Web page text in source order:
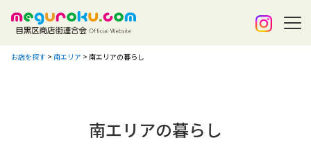
お店を探す > 南エリア > 南エリアの暮らし
南エリアの暮らし